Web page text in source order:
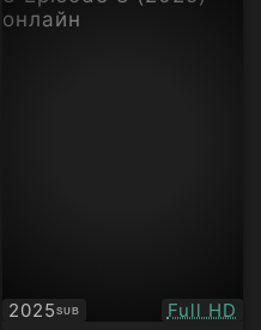
2025SUB
Субтитри Full HD